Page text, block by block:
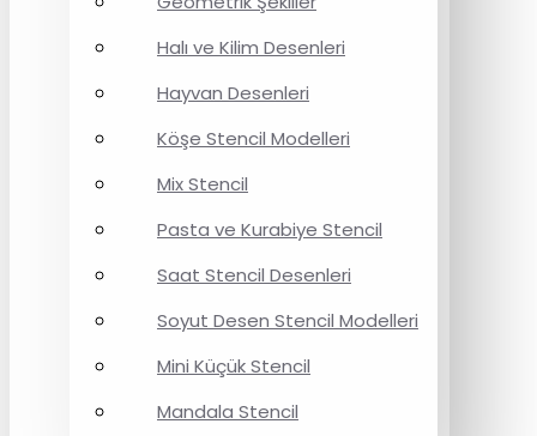
Halı ve Kilim Desenleri
Hayvan Desenleri
Köşe Stencil Modelleri
Mix Stencil
Pasta ve Kurabiye Stencil
Saat Stencil Desenleri
Soyut Desen Stencil Modelleri
Mini Küçük Stencil
Mandala Stencil